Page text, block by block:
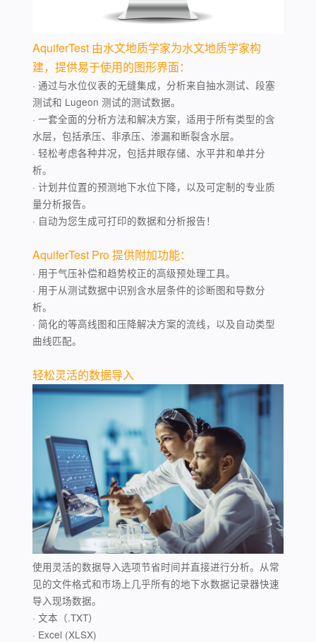
AquiferTest 由水文地质学家为水文地质学家构
建，提供易于使用的图形界面：
· 通过与水位仪表的无缝集成，分析来自抽水测试、段塞
测试和 Lugeon 测试的测试数据。
· 一套全面的分析方法和解决方案，适用于所有类型的含
水层，包括承压、非承压、渗漏和断裂含水层。
· 轻松考虑各种井况，包括井眼存储、水平井和单井分
析。
· 计划井位置的预测地下水位下降，以及可定制的专业质
量分析报告。
· 自动为您生成可打印的数据和分析报告！
AquiferTest Pro 提供附加功能：
· 用于气压补偿和趋势校正的高级预处理工具。
· 用于从测试数据中识别含水层条件的诊断图和导数分
析。
· 简化的等高线图和压降解决方案的流线，以及自动类型
曲线匹配。
轻松灵活的数据导入
使用灵活的数据导入选项节省时间并直接进行分析。从常
见的文件格式和市场上几乎所有的地下水数据记录器快速
导入现场数据。
· 文本（.TXT）
· Excel (XLSX)